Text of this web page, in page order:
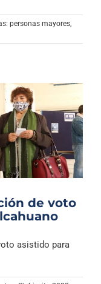
personas mayores
de voto
asistido para